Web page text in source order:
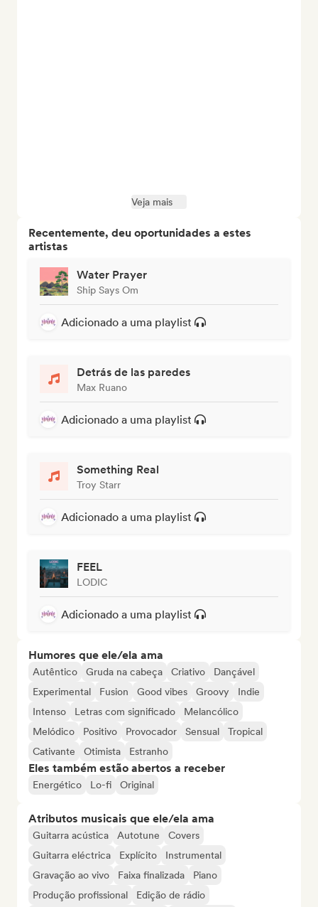
Veja mais
Recentemente, deu oportunidades a estes
artistas
Water Prayer
Ship Says Om
Adicionado a uma playlist
Detrás de las paredes
Max Ruano
Adicionado a uma playlist
Something Real
Troy Starr
Adicionado a uma playlist
FEEL
LODIC
Adicionado a uma playlist
Humores que ele/ela ama
Autêntico Gruda na cabeça Criativo
Dançável
Experimental
Fusion Good vibes Groovy
Indie
Intenso
Letras com significado
Melancólico
Melódico
Positivo Provocador Sensual
Tropical
Cativante
Otimista Estranho
Eles também estão abertos a receber
Energético Lo-fi Original
Atributos musicais que ele/ela ama
Guitarra acústica Autotune
Covers
Guitarra eléctrica
Explícito
Instrumental
Gravação ao vivo
Faixa finalizada
Piano
Produção profissional
Edição de rádio